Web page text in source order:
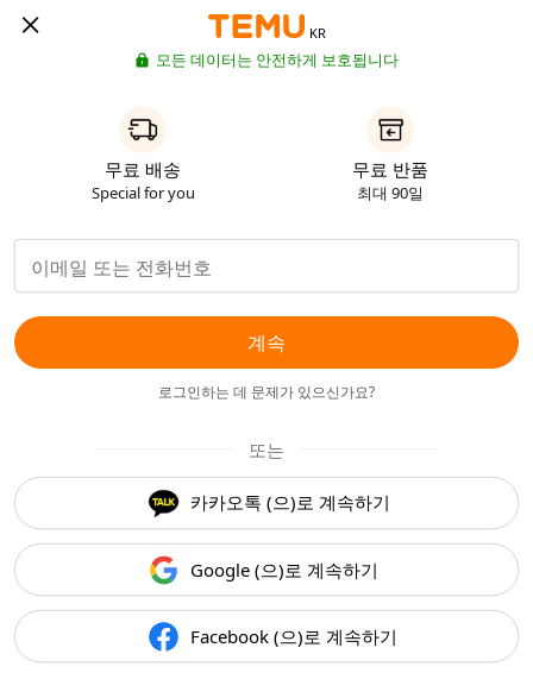
KR
모든 데이터는 안전하게 보호됩니다
무료 배송
Special for you
무료 반품
최대 90일
계속
로그인하는 데 문제가 있으신가요?
또는
카카오톡 (으)로 계속하기
Google (으)로 계속하기
Facebook (으)로 계속하기